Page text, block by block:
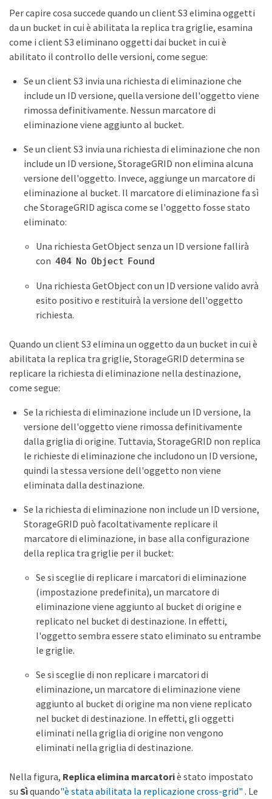
Per capire cosa succede quando un client S3 elimina oggetti
da un bucket in cui è abilitata la replica tra griglie, esamina
come i client S3 eliminano oggetti dai bucket in cui è
abilitato il controllo delle versioni, come segue:
Se un client S3 invia una richiesta di eliminazione che
include un ID versione, quella versione dell'oggetto viene
rimossa definitivamente. Nessun marcatore di
eliminazione viene aggiunto al bucket.
Se un client S3 invia una richiesta di eliminazione che non
include un ID versione, StorageGRID non elimina alcuna
versione dell'oggetto. Invece, aggiunge un marcatore di
eliminazione al bucket. Il marcatore di eliminazione fa sì
che StorageGRID agisca come se l'oggetto fosse stato
eliminato:
Una richiesta GetObject senza un ID versione fallirà
con 404 No Object Found
Una richiesta GetObject con un ID versione valido avrà
esito positivo e restituirà la versione dell'oggetto
richiesta.
Quando un client S3 elimina un oggetto da un bucket in cui è
abilitata la replica tra griglie, StorageGRID determina se
replicare la richiesta di eliminazione nella destinazione,
come segue:
Se la richiesta di eliminazione include un ID versione, la
versione dell'oggetto viene rimossa definitivamente
dalla griglia di origine. Tuttavia, StorageGRID non replica
le richieste di eliminazione che includono un ID versione,
quindi la stessa versione dell'oggetto non viene
eliminata dalla destinazione.
Se la richiesta di eliminazione non include un ID versione,
StorageGRID può facoltativamente replicare il
marcatore di eliminazione, in base alla configurazione
della replica tra griglie per il bucket:
Se si sceglie di replicare i marcatori di eliminazione
(impostazione predefinita), un marcatore di
eliminazione viene aggiunto al bucket di origine e
replicato nel bucket di destinazione. In effetti,
l'oggetto sembra essere stato eliminato su entrambe
le griglie.
Se si sceglie di non replicare i marcatori di
eliminazione, un marcatore di eliminazione viene
aggiunto al bucket di origine ma non viene replicato
nel bucket di destinazione. In effetti, gli oggetti
eliminati nella griglia di origine non vengono
eliminati nella griglia di destinazione.
Nella figura, Replica elimina marcatoriè stato impostato
su Sìquando"è stata abilitata la replicazione cross-grid" . Le